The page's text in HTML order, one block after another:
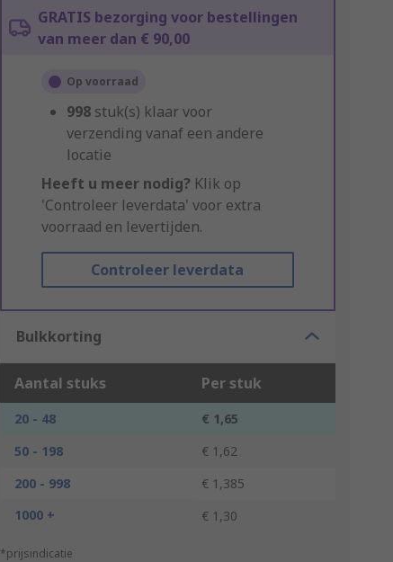
GRATIS bezorging voor bestellingen
van meer dan € 90,00
Op voorraad
998 stuk(s) klaar voor
verzending vanaf een andere
locatie
Heeft u meer nodig? Klik op
'Controleer leverdata' voor extra
voorraad en levertijden.
Controleer leverdata
Bulkkorting
Aantal stuks Per stuk
20 - 48
€ 1,65
50 - 198
€ 1,62
200 - 998
€ 1,385
1000 +
€ 1,30
*prijsindicatie